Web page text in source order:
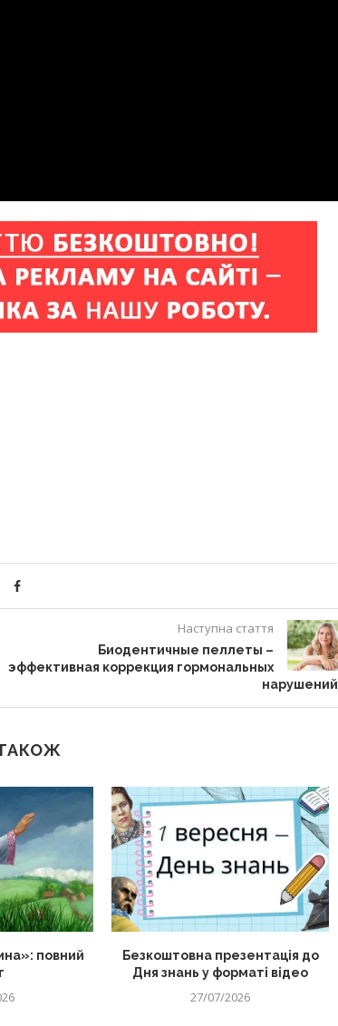
Наступна стаття
Биодентичные пеллеты –
эффективная коррекция гормональных
нарушений
повний
Безкоштовна презентація до
Дня знань у форматі відео
27/07/2026